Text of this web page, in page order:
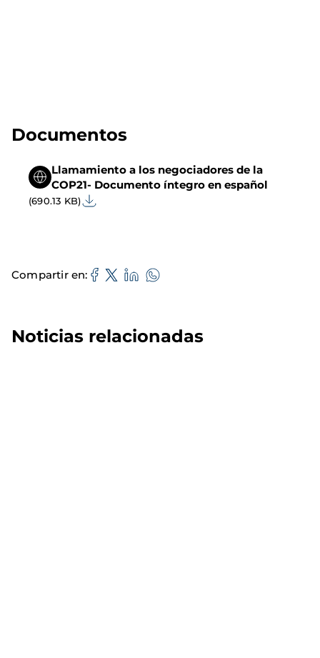
Documentos
Llamamiento a los negociadores de la
COP21- Documento íntegro en español
(690.13 KB)
Compartir en
Noticias relacionadas